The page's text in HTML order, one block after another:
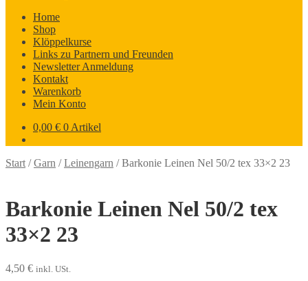
Home
Shop
Klöppelkurse
Links zu Partnern und Freunden
Newsletter Anmeldung
Kontakt
Warenkorb
Mein Konto
0,00 € 0 Artikel
Start /Garn /Leinengarn /Barkonie Leinen Nel 50/2 tex 33×2 23
Barkonie Leinen Nel 50/2 tex
33×2 23
4,50 € inkl. USt.